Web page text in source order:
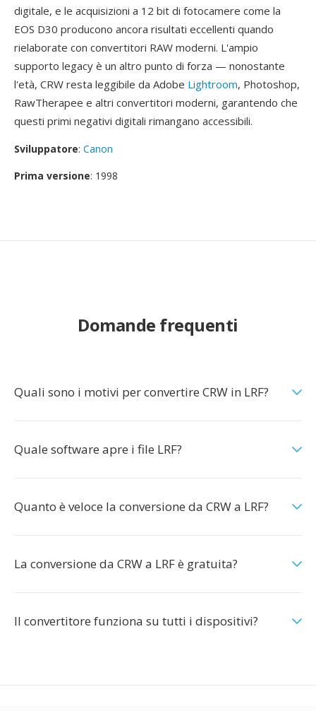
digitale, e le acquisizioni a 12 bit di fotocamere come la
EOS D30 producono ancora risultati eccellenti quando
rielaborate con convertitori RAW moderni. L'ampio
supporto legacy è un altro punto di forza — nonostante
l'età, CRW resta leggibile da Adobe Lightroom, Photoshop,
RawTherapee e altri convertitori moderni, garantendo che
questi primi negativi digitali rimangano accessibili.
Sviluppatore: Canon
Prima versione: 1998
Domande frequenti
Quali sono i motivi per convertire CRW in LRF?
Quale software apre i file LRF?
Quanto è veloce la conversione da CRW a LRF?
La conversione da CRW a LRF è gratuita?
Il convertitore funziona su tutti i dispositivi?